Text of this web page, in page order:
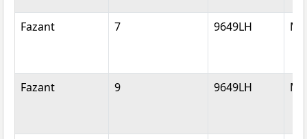
Fazant 7 9649LH
Fazant 9 9649LH